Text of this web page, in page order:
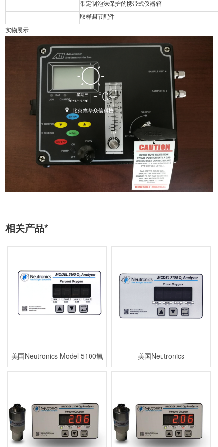
相关产品*
美国Neutronics Model 5100氧 美国Neutronics
带定制泡沫保护的携带式仪器箱
取样调节配件
实物展示